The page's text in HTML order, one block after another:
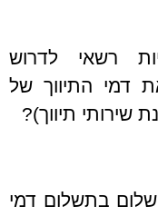
רשאי לדרוש
דמי התיווך של
שירותי תיווך)?
בתשלום דמי